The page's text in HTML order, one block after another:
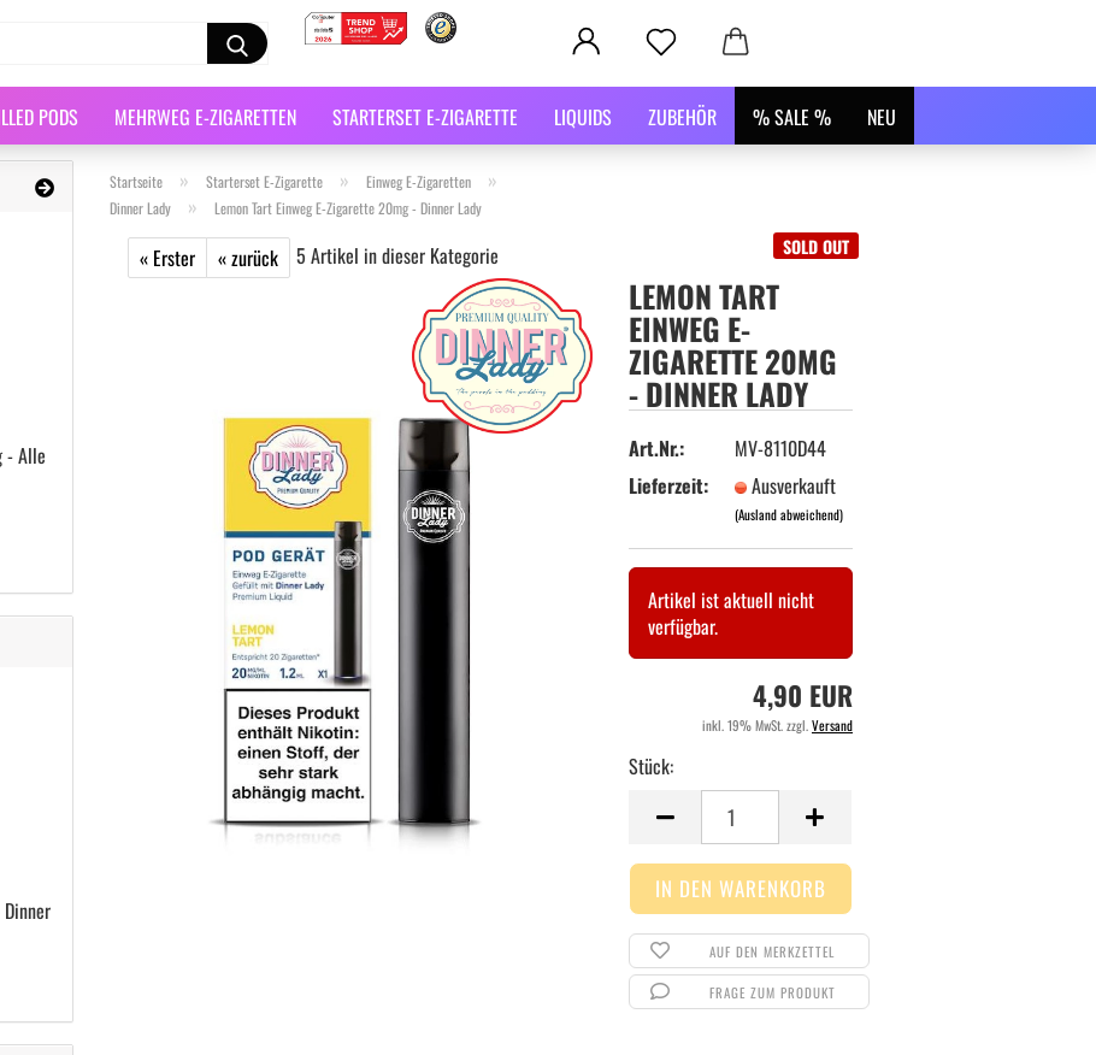
PODS MEHRWEG E-ZIGARETTEN STARTERSET E-ZIGARETTE LIQUIDS ZUBEHÖR % SALE % NEU
Startseite » Starterset E-Zigarette » Einweg E-Zigaretten »
Dinner Lady » Lemon Tart Einweg E-Zigarette 20mg - Dinner Lady
« Erster « zurück 5 Artikel in dieser Kategorie SOLD OUT
LEMON TART
EINWEG E-
ZIGARETTE 20MG
- DINNER LADY
Art.Nr.:
MV-8110D44
Lieferzeit:
Ausverkauft
(Ausland abweichend)
Artikel ist aktuell nicht
verfügbar.
4,90 EUR
inkl. 19% MwSt. zzgl.Versand
Stück:
Stück
AUF DEN MERKZETTEL
FRAGE ZUM PRODUKT
- Alle